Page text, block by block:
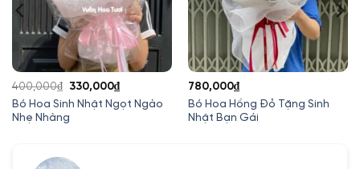
Bó Hoa Sinh Nhật Ngọt Ngào
Nhẹ Nhàng
400,000₫
Giá
gốc
là:
330,000₫Giá
hiện
Bó Hoa Hồng Đỏ Tặng Sinh
Nhật Bạn Gái
780,000₫